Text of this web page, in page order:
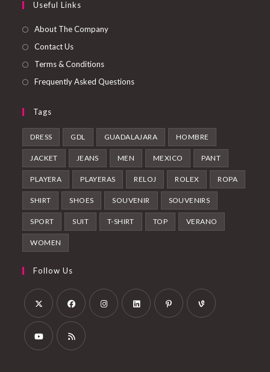
pestañanueva
Useful Links
About The Company
Contact Us
Terms & Conditions
Frequently Asked Questions
Tags
DRESS GDL GUADALAJARA HOMBRE
JACKET JEANS MEN MEXICO PANT
PLAYERA PLAYERAS RELOJ ROLEX ROPA
SHIRT SHOES SOUVENIR SOUVENIRS
SPORT SUIT T-SHIRT TOP VERANO
WOMEN
Follow Us
Abre
en
Abre
en